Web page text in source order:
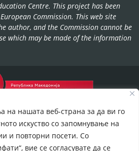
на нашата веб-страна за да ви го
искуство со запомнување на
и повторни посети. Со
вие се согласувате да се
Centre. This project has been
Commission. This web site
author, and the Commission cannot be
which may be made of the information